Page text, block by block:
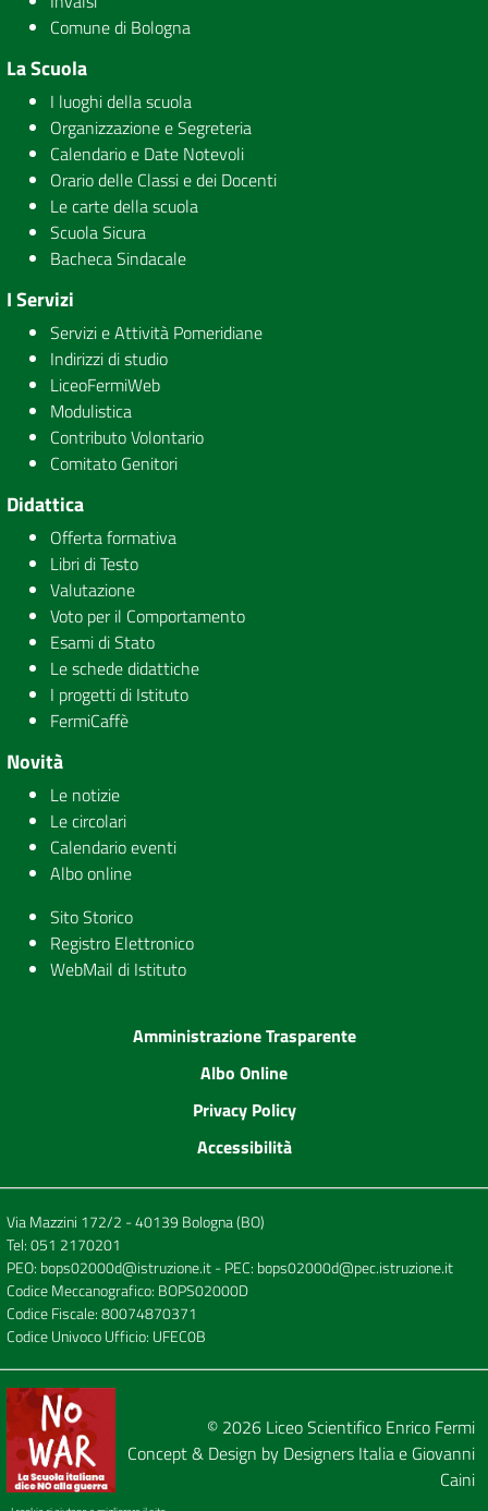
Comune di Bologna
La Scuola
I luoghi della scuola
Organizzazione e Segreteria
Calendario e Date Notevoli
Orario delle Classi e dei Docenti
Le carte della scuola
Scuola Sicura
Bacheca Sindacale
I Servizi
Servizi e Attività Pomeridiane
Indirizzi di studio
LiceoFermiWeb
Modulistica
Contributo Volontario
Comitato Genitori
Didattica
Offerta formativa
Libri di Testo
Valutazione
Voto per il Comportamento
Esami di Stato
Le schede didattiche
I progetti di Istituto
FermiCaffè
Novità
Le notizie
Le circolari
Calendario eventi
Albo online
Sito Storico
Registro Elettronico
WebMail di Istituto
Amministrazione Trasparente
Albo Online
Privacy Policy
Accessibilità
Via Mazzini 172/2 - 40139 Bologna (BO)
Tel:051 2170201
PEO: bops02000d@istruzione.it- PEC: bops02000d@pec.istruzione.it
Codice Meccanografico: BOPS02000D
Codice Fiscale: 80074870371
Codice Univoco Ufficio: UFEC0B
© 2026 Liceo Scientifico Enrico Fermi
Concept & Design by Designers Italiae Giovanni
Caini